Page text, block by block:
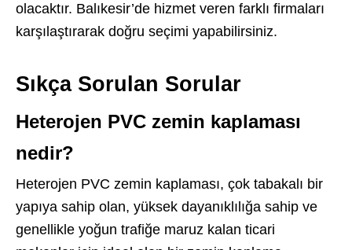
olacaktır. Balıkesir’de hizmet veren farklı firmaları
karşılaştırarak doğru seçimi yapabilirsiniz.
Sıkça Sorulan Sorular
Heterojen PVC zemin kaplaması
nedir?
Heterojen PVC zemin kaplaması, çok tabakalı bir
yapıya sahip olan, yüksek dayanıklılığa sahip ve
genellikle yoğun trafiğe maruz kalan ticari